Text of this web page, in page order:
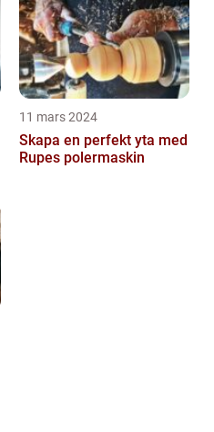
11 mars 2024
Skapa en perfekt yta med
Rupes polermaskin